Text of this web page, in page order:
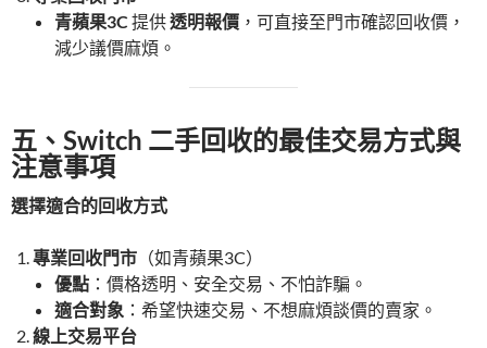
青蘋果3C 提供透明報價 ，可直接至門市確認回收價，
減少議價麻煩。
五、Switch 二手回收的最佳交易方式與
注意事項
選擇適合的回收方式
專業回收門市 （如青蘋果3C）
優點 ：價格透明、安全交易、不怕詐騙。
適合對象 ：希望快速交易、不想麻煩談價的賣家。
線上交易平台